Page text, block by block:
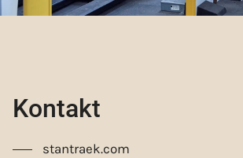
Kontakt
stantraek.com